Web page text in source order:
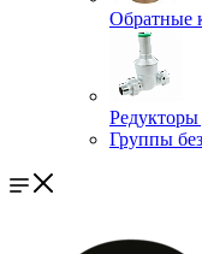
Обратные
Редукторы
Группы